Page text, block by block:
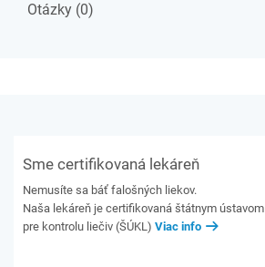
Otázky (0)
Sme certifikovaná lekáreň
Nemusíte sa báť falošných liekov.
Naša lekáreň je certifikovaná štátnym ústavom
pre kontrolu liečiv (ŠÚKL) Viac info